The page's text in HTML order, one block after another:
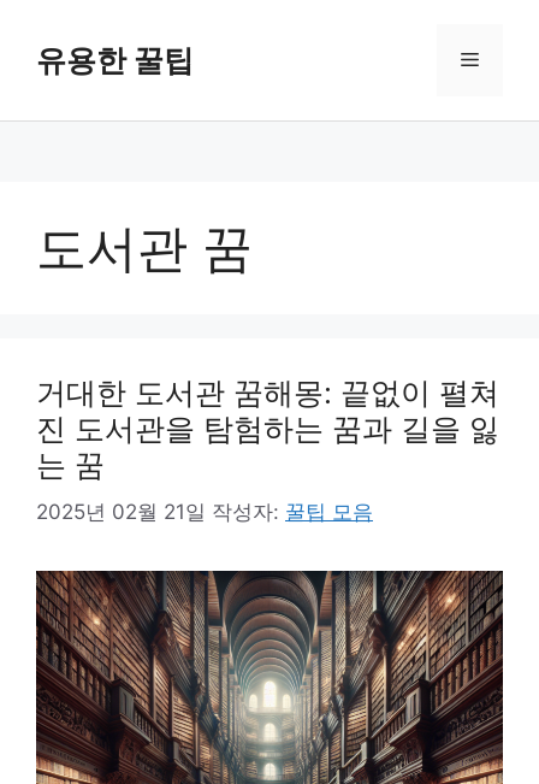
유용한 꿀팁 메
도서관 꿈
거대한 도서관 꿈해몽: 끝없이 펼쳐
진 도서관을 탐험하는 꿈과 길을 잃
는 꿈
2025년 02월 21일 작성자: 꿀팁 모음